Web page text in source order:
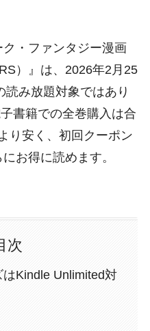
・ファンタジー漫画
）』は、2026年2月25
読み放題対象ではあり
書籍での全巻購入は合
り安く、初回クーポン
お得に読めます。
次
Kindle Unlimited対